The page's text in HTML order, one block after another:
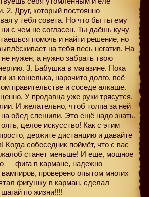
2. Друг, который постоянно
у тебя совета. Но что бы ты ему
с чем не согласен. Ты даёшь кучу
помочь и найти решение, но
на тебя весь негатив. На
нужен, а нужно забрать твою
3. Бабушка в магазине. Пока
из кошелька, нарочито долго, всё
правительстве и соседе алкаше.
У продавца уже руки трясутся.
И желательно, чтоб толпа за ней
обед спешили. Это ещё надо знать,
целое искусство! Как с этим
держите дистанцию и давайте
Когда собеседник поймёт, что с вас
жалоб станет меньше! И еще, мощное
— фига в кармане, надежно
проверено опытом многих
фигушку в карман, сделал
по жизни!!!!